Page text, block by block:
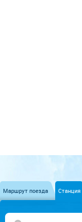
Маршрут поезда Станция